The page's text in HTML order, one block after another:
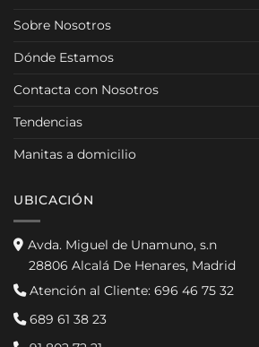
Sobre Nosotros
Dónde Estamos
Contacta con Nosotros
Tendencias
Manitas a domicilio
UBICACIÓN
Avda. Miguel de Unamuno, s.n
28806 Alcalá De Henares, Madrid
Atención al Cliente: 696 46 75 32
689 61 38 23